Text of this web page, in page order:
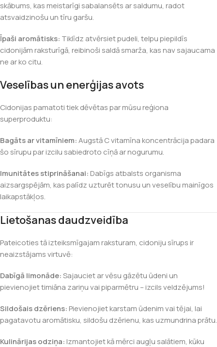
skābums, kas meistarīgi sabalansēts ar saldumu, radot
atsvaidzinošu un tīru garšu.
Īpaši aromātisks: Tiklīdz atvērsiet pudeli, telpu piepildīs
cidonijām raksturīgā, reibinoši saldā smarža, kas nav sajaucama
ne ar ko citu.
Veselības un enerģijas avots
Cidonijas pamatoti tiek dēvētas par mūsu reģiona
superproduktu:
Bagāts ar vitamīniem:Augstā C vitamīna koncentrācija padara
šo sīrupu par izcilu sabiedroto cīņā ar nogurumu.
Imunitātes stiprināšanai:Dabīgs atbalsts organisma
aizsargspējām, kas palīdz uzturēt tonusu un veselību mainīgos
laikapstākļos.
Lietošanas daudzveidība
Pateicoties tā izteiksmīgajam raksturam, cidoniju sīrups ir
neaizstājams virtuvē:
Dabīgā limonāde:Sajauciet ar vēsu gāzētu ūdeni un
pievienojiet timiāna zariņu vai piparmētru – izcils veldzējums!
Sildošais dzēriens:Pievienojiet karstam ūdenim vai tējai, lai
pagatavotu aromātisku, sildošu dzērienu, kas uzmundrina prātu.
Kulinārijas odziņa:Izmantojiet kā mērci augļu salātiem, kūku